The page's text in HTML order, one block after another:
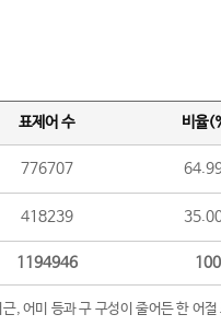
표제어 수 비율
776707
418239
1194946 100
, 어미 등과 구 구성이 줄어든 한 어절